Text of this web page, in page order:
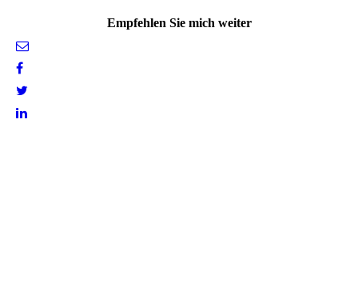
Empfehlen Sie mich weiter